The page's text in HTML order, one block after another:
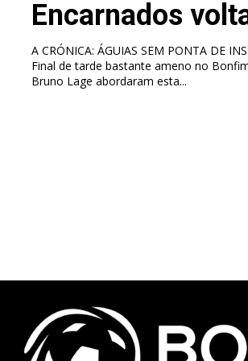
Encarnados
A CRÓNICA: ÁGUIAS SEM PONTA DE
Final de tarde bastante ameno no
Bruno Lage abordaram esta...